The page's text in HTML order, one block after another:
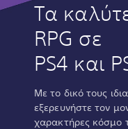
Τα
RPG σε
PS4 και
Με το δικό τους
εξερευνήστε τον
χαρακτήρες κόσμο